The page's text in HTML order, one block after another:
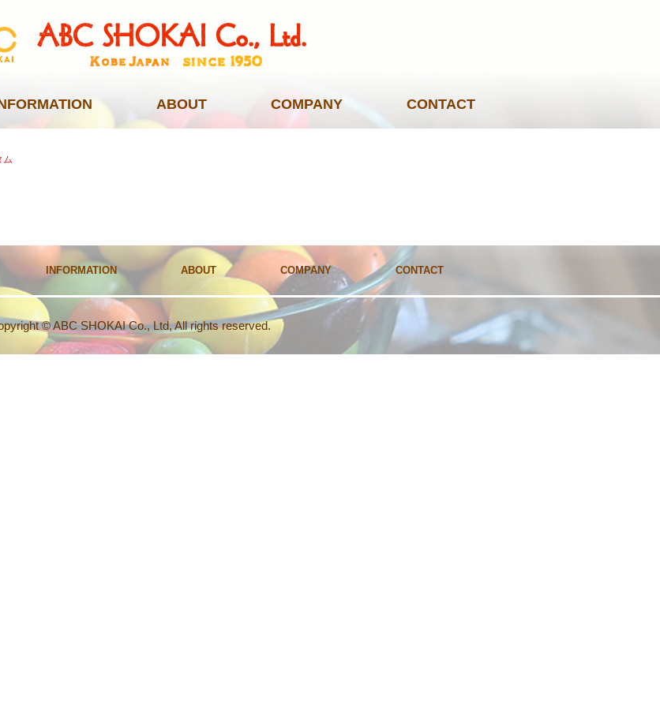
ABOUT COMPANY CONTACT
ム
INFORMATION ABOUT COMPANY CONTACT
© ABC SHOKAI Co., Ltd, All rights reserved.